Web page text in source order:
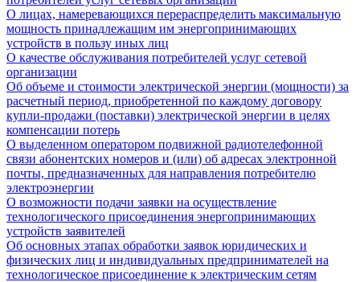
О лицах, намеревающихся перераспределить максимальную
мощность принадлежащим им энергопринимающих
устройств в пользу иных лиц
О качестве обслуживания потребителей услуг сетевой
организации
Об объеме и стоимости электрической энергии (мощности) за
расчетный период, приобретенной по каждому договору
купли-продажи (поставки) электрической энергии в целях
компенсации потерь
О выделенном оператором подвижной радиотелефонной
связи абонентских номеров и (или) об адресах электронной
почты, предназначенных для направления потребителю
электроэнергии
О возможности подачи заявки на осуществление
технологического присоединения энергопринимающих
устройств заявителей
Об основных этапах обработки заявок юридических и
физических лиц и индивидуальных предпринимателей на
технологическое присоединение к электрическим сетям